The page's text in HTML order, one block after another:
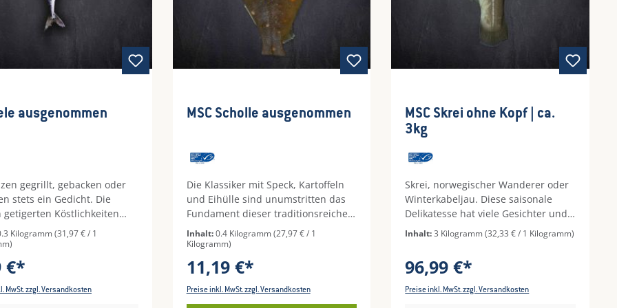
ausgenommen
gegrillt, gebacken oder
stets ein Gedicht. Die
getigerten Köstlichkeiten
Happen für den
Fischhunger. Unser
Kräutern gefüllt,
und buntem Pfeffer
Kilogramm(31,97 € / 1
€*
MwSt. zzgl. Versandkosten
MSC Scholle ausgenommen
Die Klassiker mit Speck, Kartoffeln
und Eihülle sind unumstritten das
Fundament dieser traditionsreichen
und genussvollen Fische. Sich stets
auf das gute Bewährte zu besinnen
Da Sie sich in Sachen Qualität und
Zuverlässigkeit auf uns verlassen
Inhalt:0.4 Kilogramm(27,97 € / 1
Kilogramm)
11,19 €*
Preise inkl. MwSt. zzgl. Versandkosten
MSC Skrei ohne Kopf | ca.
3kg
Skrei, norwegischer Wanderer oder
Winterkabeljau. Diese saisonale
Delikatesse hat viele Gesichter und
eines ist köstlicher als das Andere.
Wenn die Fische zum Laichen
schwimmen, ist ihr Fleisch
besonders kräftig und reich an
Inhalt:3 Kilogramm(32,33 € / 1 Kilogramm)
96,99 €*
Preise inkl. MwSt. zzgl. Versandkosten